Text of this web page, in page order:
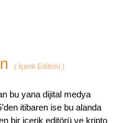
(İçerik Editörü )
bu yana dijital medya
itibaren ise bu alanda
bir içerik editörü ve kripto